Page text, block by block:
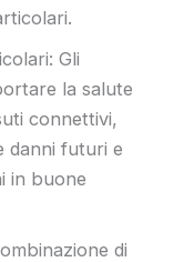
Gli
la salute
connettivi,
danni futuri e
in buone
di